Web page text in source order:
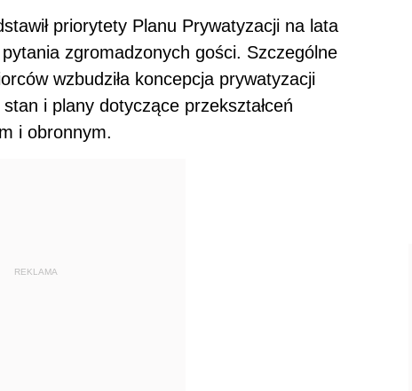
priorytety Planu Prywatyzacji na lata
zgromadzonych gości. Szczególne
wzbudziła koncepcja prywatyzacji
i plany dotyczące przekształceń
i obronnym.
REKLAMA